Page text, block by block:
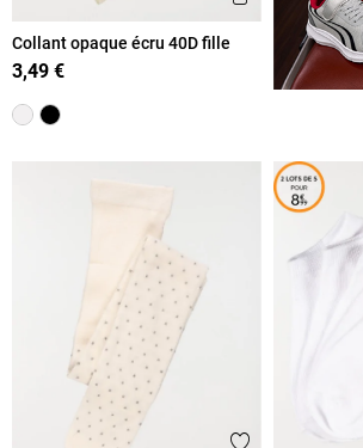
Collant opaque écru 40D fille
3,49 €